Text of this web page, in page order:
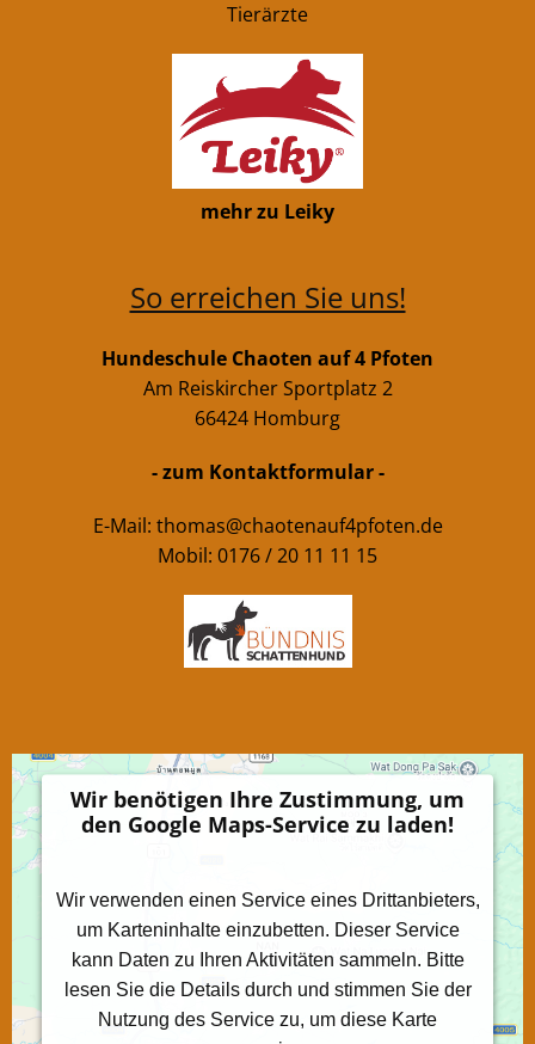
Tierärzte
mehr zu Leiky
So erreichen Sie uns!
Hundeschule Chaoten auf 4 Pfoten
Am Reiskircher Sportplatz 2
66424 Homburg
- zum Kontaktformular -
E-Mail: thomas@chaotenauf4pfoten.de
Mobil: 0176 / 20 11 11 15
Wir benötigen Ihre Zustimmung, um
den Google Maps-Service zu laden!
Wir verwenden einen Service eines Drittanbieters,
um Karteninhalte einzubetten. Dieser Service
kann Daten zu Ihren Aktivitäten sammeln. Bitte
lesen Sie die Details durch und stimmen Sie der
Nutzung des Service zu, um diese Karte